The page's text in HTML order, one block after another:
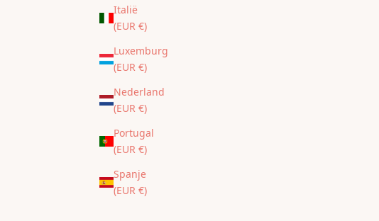
Italië
(EUR €)
Luxemburg
(EUR €)
Nederland
(EUR €)
Portugal
(EUR €)
Spanje
(EUR €)